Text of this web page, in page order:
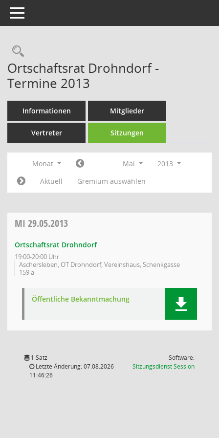
Toggle navigation
Rechercheauswahl
Ortschaftsrat Drohndorf -
Termine 2013
Informationen Mitglieder
Vertreter Sitzungen
Monat Mai
2013
Aktuell
Gremium auswählen
MI 29.05.2013
Ortschaftsrat Drohndorf
19:00-20:00 Uhr
Aschersleben, OT Drohndorf, Vereinshaus, Schenkgasse
159 a
Öffentliche Bekanntmachung
1 Satz
Letzte Änderung: 07.08.2026
11:46:26
Software:
SitzungsdienstSession(Wird in